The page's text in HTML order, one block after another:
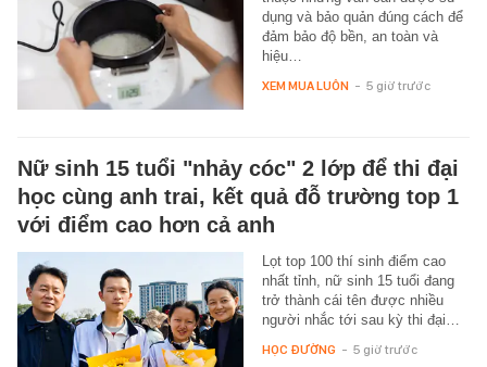
dụng và bảo quản đúng cách để
đảm bảo độ bền, an toàn và
hiệu…
XEM MUA LUÔN - 5 giờ trước
Nữ sinh 15 tuổi "nhảy cóc" 2 lớp để thi đại
học cùng anh trai, kết quả đỗ trường top 1
với điểm cao hơn cả anh
Lọt top 100 thí sinh điểm cao
nhất tỉnh, nữ sinh 15 tuổi đang
trở thành cái tên được nhiều
người nhắc tới sau kỳ thi đại…
HỌC ĐƯỜNG - 5 giờ trước